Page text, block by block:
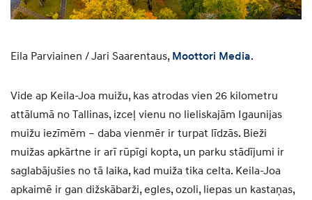
Eila Parviainen / Jari Saarentaus, Moottori Media.
Vide ap Keila-Joa muižu, kas atrodas vien 26 kilometru
attālumā no Tallinas, izceļ vienu no lieliskajām Igaunijas
muižu iezīmēm – daba vienmēr ir turpat līdzās. Bieži
muižas apkārtne ir arī rūpīgi kopta, un parku stādījumi ir
saglabājušies no tā laika, kad muiža tika celta. Keila-Joa
apkaimē ir gan dižskābarži, egles, ozoli, liepas un kastaņas,